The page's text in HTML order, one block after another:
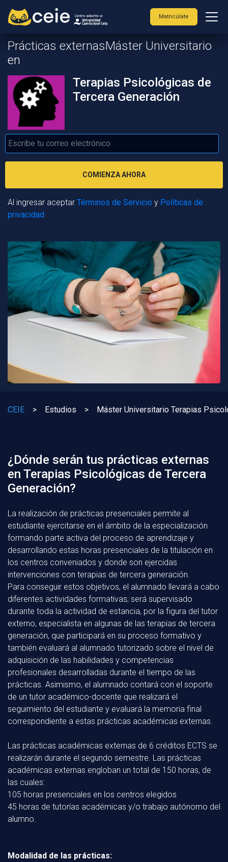
Matricúlate
Prácticas externasMáster Universitario
en
Terapias Psicológicas de
Tercera Generación
COMIENZA AHORA
Al ingresar aceptar Términos de Servicio y Políticas de
privacidad
CEIE > Estudios > Máster Universitario Terapias
¿Dónde serán tus prácticas externas
en Terapias Psicológicas de Tercera
Generación?
La realización de prácticas presenciales permite al
estudiante ejercitarse en el ámbito de la especialización
formando parte activa del proceso de aprendizaje y
desarrollando estas horas presenciales de la titulación en
los centros conveniados y donde son ejercidas
intervenciones con terapias de tercera generación.
Para conseguir estos objetivos, el alumnado llevará a cabo
diferentes actividades formativas; será supervisado
durante toda la actividad de estancia, por la figura del tutor
externo, especialista en algunas de las terapias de tercera
generación, que participará en su proceso formativo y
también evaluará al alumnado tutorizado sobre el nivel de
adquisición de las habilidades y competencias
profesionales desarrolladas durante el tiempo de las
prácticas. Asimismo, el alumnado contará con el soporte
de un tutor académico-docente que realizará el
seguimiento del estudiante y evaluará la memoria final
correspondiente a estas prácticas académicas externas.
Las prácticas académicas externas de 6 créditos ECTS se
realizarán durante el segundo semestre. Las prácticas
académicas externas engloban un total de 150 horas, de
las cuales:
105 horas presenciales en los centros elegidos
45 horas de tutorías académicas y/o trabajo autónomo del
alumno.
Modalidad de las prácticas: